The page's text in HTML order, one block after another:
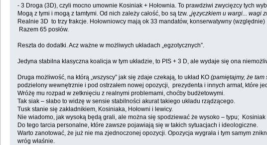
- 3 Droga (3D), czyli mocno umownie Kosiniak + Hołownia. To prawdziwi zwycięzcy tych
Mogą z tymi i mogą z tamtymi. Od nich zależy całość, bo są tzw.
„języczkiem u wargi... wagi
Realnie 3D to trzy frakcje. Hołowniowcy mają ok 33 mandatów, konserwatywny
Razem 65 posłów.
Reszta do dodatki. Acz ważne w możliwych układach „egzotycznych”.
Jedyna stabilna klasyczna koalicja w tym układzie, to PIS + 3 D, ale wydaje się ona
Druga możliwość, na którą „wszyscy” jak się zdaje czekają, to układ KO (pamiętajmy, że
podzielony wewnętrznie i pod ostrzałem nowej opozycji, prezydenta i innych armat, które
Wróżę mu rozpad w zetknięciu z realnymi problemami, choćby budżetowymi.
Tak siak – słabo to widzę w sensie stabilności akurat takiego układu rządzącego.
Tusk stanie się zakładnikiem, Kosiniaka, Hołowni i lewicy.
Nie wiadomo, jak wysoką będą grali, ale można się spodziewać że wysoko – typu;
Do tego tarcia personalne, które zawsze pojawiają się w takich sytuacjach i ideologiczne.
Warto zanotować, że już nie ma zjednoczonej opozycji. Opozycja wygrała i tym samym
wróg właśnie.